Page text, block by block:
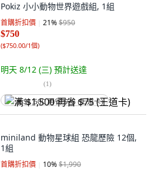
Pokiz 小小動物世界遊戲組, 1組
首購折扣價 21%$950
$750
($750.00/1個)
明天 8/12 (三) 預計送達
(1)
满 $1,500 再省 $75 (王道卡)
miniland 動物星球組 恐龍歷險 12個,
1組
首購折扣價 10%$1,990